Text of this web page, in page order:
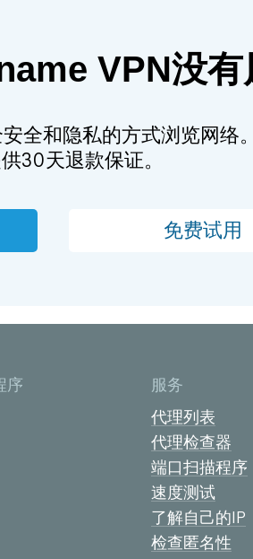
VPN没有
全和隐私的方式浏览网络
30天退款保证。
免费试用
序
服务
代理列表
代理检查器
端口扫描程序
速度测试
了解自己的IP
检查匿名性